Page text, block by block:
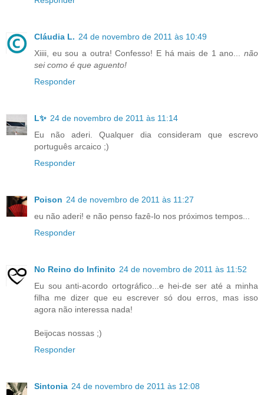
Cláudia L. 24 de novembro de 2011 às 10:49
Xiiii, eu sou a outra! Confesso! E há mais de 1 ano... não
sei como é que aguento!
Responder
L✨ 24 de novembro de 2011 às 11:14
Eu não aderi. Qualquer dia consideram que escrevo
português arcaico ;)
Responder
Poison 24 de novembro de 2011 às 11:27
eu não aderi! e não penso fazê-lo nos próximos tempos...
Responder
No Reino do Infinito 24 de novembro de 2011 às 11:52
Eu sou anti-acordo ortográfico...e hei-de ser até a minha
filha me dizer que eu escrever só dou erros, mas isso
agora não interessa nada!
Beijocas nossas ;)
Responder
Sintonia 24 de novembro de 2011 às 12:08